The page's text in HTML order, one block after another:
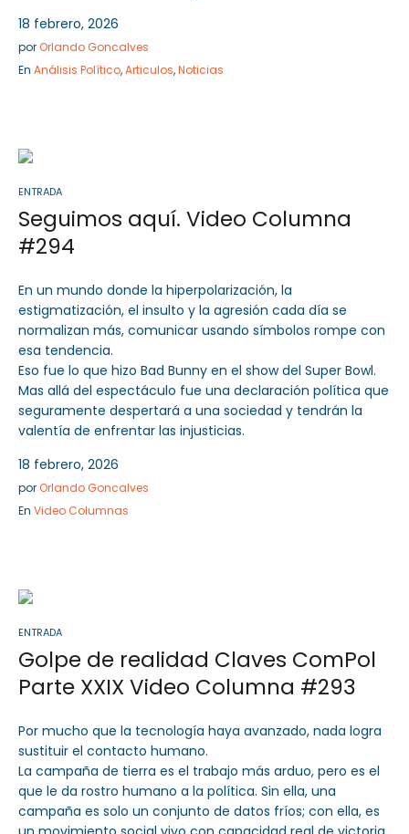
18 febrero, 2026
por Orlando Goncalves
En Análisis Político,Articulos,Noticias
ENTRADA
Seguimos aquí. Video Columna
#294
En un mundo donde la hiperpolarización, la
estigmatización, el insulto y la agresión cada día se
normalizan más, comunicar usando símbolos rompe con
esa tendencia.
Eso fue lo que hizo Bad Bunny en el show del Super Bowl.
Mas allá del espectáculo fue una declaración política que
seguramente despertará a una sociedad y tendrán la
valentía de enfrentar las injusticias.
18 febrero, 2026
por Orlando Goncalves
En Video Columnas
ENTRADA
Golpe de realidad Claves ComPol
Parte XXIX Video Columna #293
Por mucho que la tecnología haya avanzado, nada logra
sustituir el contacto humano.
La campaña de tierra es el trabajo más arduo, pero es el
que le da rostro humano a la política. Sin ella, una
campaña es solo un conjunto de datos fríos; con ella, es